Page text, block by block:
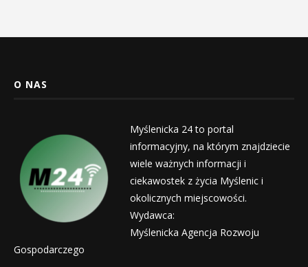
O NAS
Myślenicka 24 to portal
informacyjny, na którym znajdziecie
wiele ważnych informacji i
ciekawostek z życia Myślenic i
okolicznych miejscowości.
Wydawca:
Myślenicka Agencja Rozwoju
Gospodarczego